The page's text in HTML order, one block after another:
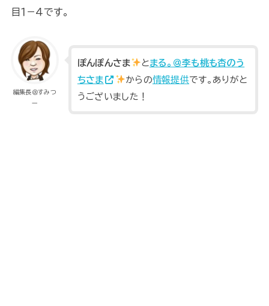
目１−４です。
編集長＠すみつ
ー
ぽんぽんさま とまる。＠李も桃も杏のう
ちさま
からの情報提供です。ありがと
うございました！